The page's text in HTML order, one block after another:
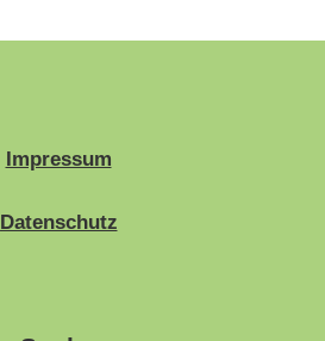
Impressum
Datenschutz